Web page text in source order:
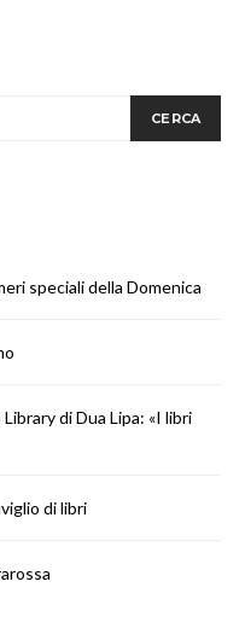
CERCA
speciali della Domenica
di Dua Lipa: «I libri
di libri